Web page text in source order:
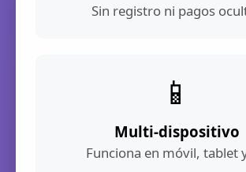
Sin registro ni pagos
📱
Multi-dispositivo
Funciona en móvil, tablet